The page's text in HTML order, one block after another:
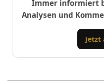
Immer informiert
Analysen und
Jetzt